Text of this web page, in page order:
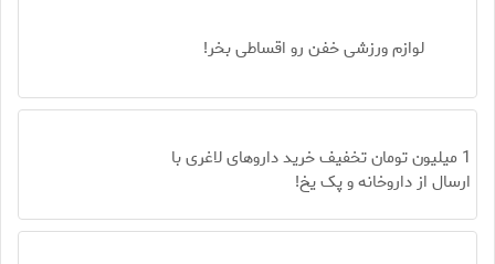
لوازم ورزشی خفن رو اقساطی بخر!
1 میلیون تومان تخفیف خرید داروهای لاغری با
ارسال از داروخانه و پک یخ!